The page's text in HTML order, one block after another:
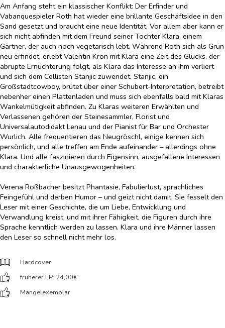
Am Anfang steht ein klassischer Konflikt: Der Erfinder und
Vabanquespieler Roth hat wieder eine brillante Geschäftsidee in den
Sand gesetzt und braucht eine neue Identität. Vor allem aber kann er
sich nicht abfinden mit dem Freund seiner Tochter Klara, einem
Gärtner, der auch noch vegetarisch lebt. Während Roth sich als Grün
neu erfindet, erlebt Valentin Kron mit Klara eine Zeit des Glücks, der
abrupte Ernüchterung folgt, als Klara das Interesse an ihm verliert
und sich dem Cellisten Stanjic zuwendet. Stanjic, ein
Großstadtcowboy, brütet über einer Schubert-Interpretation, betreibt
nebenher einen Plattenladen und muss sich ebenfalls bald mit Klaras
Wankelmütigkeit abfinden. Zu Klaras weiteren Erwählten und
Verlassenen gehören der Steinesammler, Florist und
Universalautodidakt Lenau und der Pianist für Bar und Orchester
Wurlich. Alle frequentieren das Neugröschl, einige kennen sich
persönlich, und alle treffen am Ende aufeinander – allerdings ohne
Klara. Und alle faszinieren durch Eigensinn, ausgefallene Interessen
und charakterliche Unausgewogenheiten.
Verena Roßbacher besitzt Phantasie, Fabulierlust, sprachliches
Feingefühl und derben Humor – und geizt nicht damit. Sie fesselt den
Leser mit einer Geschichte, die um Liebe, Entwicklung und
Verwandlung kreist, und mit ihrer Fähigkeit, die Figuren durch ihre
Sprache kenntlich werden zu lassen. Klara und ihre Männer lassen
den Leser so schnell nicht mehr los.
Hardcover
früherer LP: 24,00€
Mängelexemplar